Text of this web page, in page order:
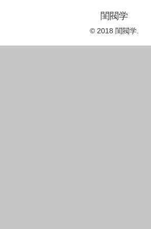
閨閥学
© 2018 閨閥学.